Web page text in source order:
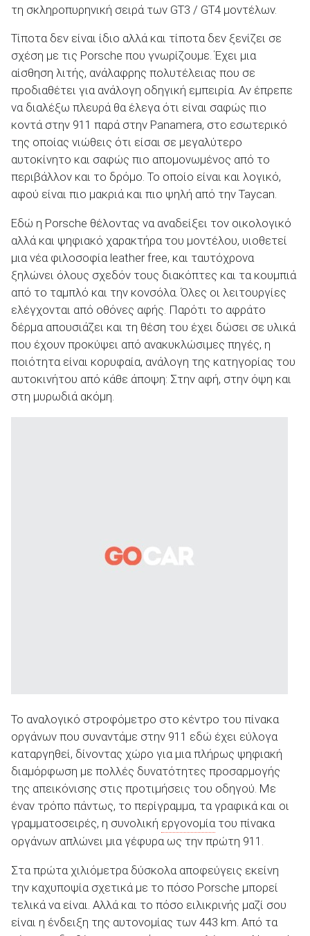
τη σκληροπυρηνική σειρά των GT3 / GT4 μοντέλων.
Τίποτα δεν είναι ίδιο αλλά και τίποτα δεν ξενίζει σε
σχέση με τις Porsche που γνωρίζουμε. Έχει μια
αίσθηση λιτής, ανάλαφρης πολυτέλειας που σε
προδιαθέτει για ανάλογη οδηγική εμπειρία. Αν έπρεπε
να διαλέξω πλευρά θα έλεγα ότι είναι σαφώς πιο
κοντά στην 911 παρά στην Panamera, στο εσωτερικό
της οποίας νιώθεις ότι είσαι σε μεγαλύτερο
αυτοκίνητο και σαφώς πιο απομονωμένος από το
περιβάλλον και το δρόμο. Το οποίο είναι και λογικό,
αφού είναι πιο μακριά και πιο ψηλή από την Taycan.
Εδώ η Porsche θέλοντας να αναδείξει τον οικολογικό
αλλά και ψηφιακό χαρακτήρα του μοντέλου, υιοθετεί
μια νέα φιλοσοφία leather free, και ταυτόχρονα
ξηλώνει όλους σχεδόν τους διακόπτες και τα κουμπιά
από το ταμπλό και την κονσόλα. Όλες οι λειτουργίες
ελέγχονται από οθόνες αφής. Παρότι το αφράτο
δέρμα απουσιάζει και τη θέση του έχει δώσει σε υλικά
που έχουν προκύψει από ανακυκλώσιμες πηγές, η
ποιότητα είναι κορυφαία, ανάλογη της κατηγορίας του
αυτοκινήτου από κάθε άποψη: Στην αφή, στην όψη και
στη μυρωδιά ακόμη.
Το αναλογικό στροφόμετρο στο κέντρο του πίνακα
οργάνων που συναντάμε στην 911 εδώ έχει εύλογα
καταργηθεί, δίνοντας χώρο για μια πλήρως ψηφιακή
διαμόρφωση με πολλές δυνατότητες προσαρμογής
της απεικόνισης στις προτιμήσεις του οδηγού. Με
έναν τρόπο πάντως, το περίγραμμα, τα γραφικά και οι
γραμματοσειρές, η συνολική εργονομία του πίνακα
οργάνων απλώνει μια γέφυρα ως την πρώτη 911.
Στα πρώτα χιλιόμετρα δύσκολα αποφεύγεις εκείνη
την καχυποψία σχετικά με το πόσο Porsche μπορεί
τελικά να είναι. Αλλά και το πόσο ειλικρινής μαζί σου
είναι η ένδειξη της αυτονομίας των 443 km. Από τα